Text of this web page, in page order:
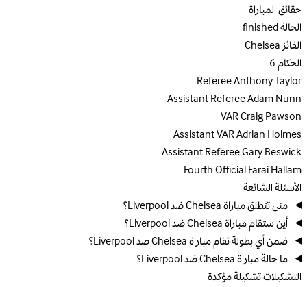
حقائق المباراة
الحالةfinished
الفائزChelsea
الحكام6
RefereeAnthony Taylor
Assistant RefereeAdam Nunn
VARCraig Pawson
Assistant VARAdrian Holmes
Assistant RefereeGary Beswick
Fourth OfficialFarai Hallam
الأسئلة الشائعة
متى تنطلق مباراة Chelsea ضد Liverpool؟
أين ستقام مباراة Chelsea ضد Liverpool؟
ضمن أي بطولة تقام مباراة Chelsea ضد Liverpool؟
ما حالة مباراة Chelsea ضد Liverpool؟
التشكيلاتتشكيلة مؤكدة